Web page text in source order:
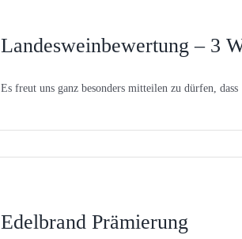
Landesweinbewertung – 3
Es freut uns ganz besonders mitteilen zu dürfen, dass
Edelbrand Prämierung